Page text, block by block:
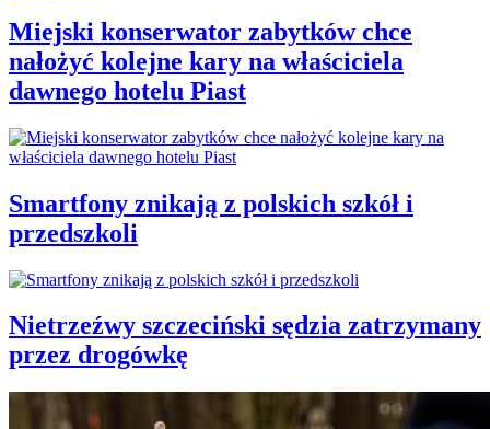
Miejski konserwator zabytków chce
nałożyć kolejne kary na właściciela
dawnego hotelu Piast
Smartfony znikają z polskich szkół i
przedszkoli
Nietrzeźwy szczeciński sędzia zatrzymany
przez drogówkę